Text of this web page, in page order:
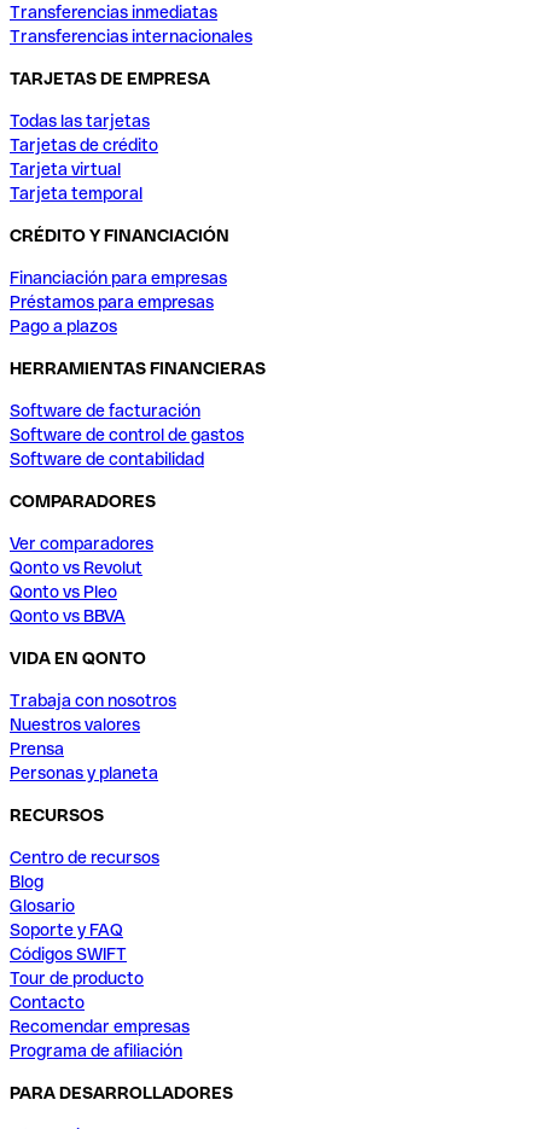
Transferencias inmediatas
Transferencias internacionales
TARJETAS DE EMPRESA
Todas las tarjetas
Tarjetas de crédito
Tarjeta virtual
Tarjeta temporal
CRÉDITO Y FINANCIACIÓN
Financiación para empresas
Préstamos para empresas
Pago a plazos
HERRAMIENTAS FINANCIERAS
Software de facturación
Software de control de gastos
Software de contabilidad
COMPARADORES
Ver comparadores
Qonto vs Revolut
Qonto vs Pleo
Qonto vs BBVA
VIDA EN QONTO
Trabaja con nosotros
Nuestros valores
Prensa
Personas y planeta
RECURSOS
Centro de recursos
Blog
Glosario
Soporte y FAQ
Códigos SWIFT
Tour de producto
Contacto
Recomendar empresas
Programa de afiliación
PARA DESARROLLADORES